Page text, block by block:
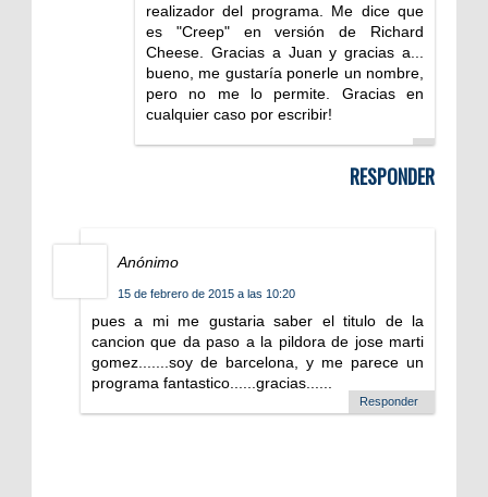
realizador del programa. Me dice que
es "Creep" en versión de Richard
Cheese. Gracias a Juan y gracias a...
bueno, me gustaría ponerle un nombre,
pero no me lo permite. Gracias en
cualquier caso por escribir!
RESPONDER
Anónimo
15 de febrero de 2015 a las 10:20
pues a mi me gustaria saber el titulo de la
cancion que da paso a la pildora de jose marti
gomez.......soy de barcelona, y me parece un
programa fantastico......gracias......
Responder